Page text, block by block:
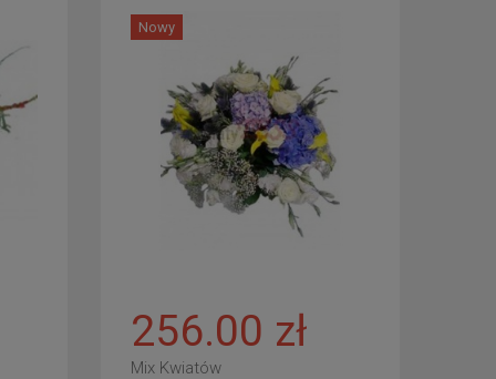
Nowy
256.00 zł
Mix Kwiatów